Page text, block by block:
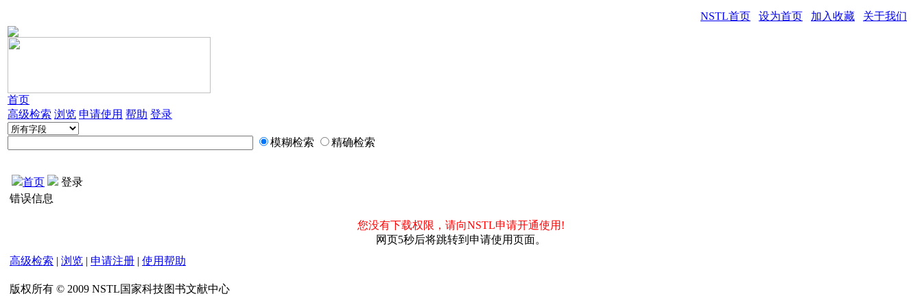
NSTL首页 设为首页 加入收藏 关于我们
首页
高级检索 浏览 申请使用 帮助 登录
模糊检索 精确检索
首页
登录
错误信息
您没有下载权限，请向NSTL申请开通使用!
网页5秒后将跳转到申请使用页面。
高级检索 | 浏览 | 申请注册 | 使用帮助
版权所有 © 2009 NSTL国家科技图书文献中心